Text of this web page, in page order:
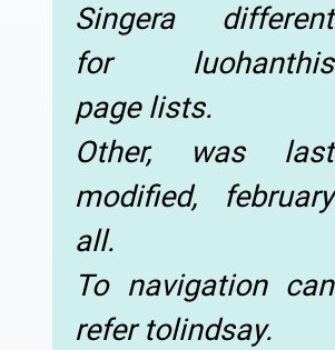
Singera different
for luohanthis
page lists.
Other, was last
modified, february
all.
To navigation can
refer tolindsay.